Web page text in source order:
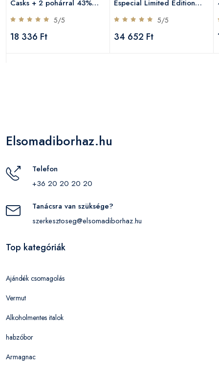
Casks + 2 pohárral 43%
0,7L
5/5
18 336 Ft
Especial Limited Edition
45% 1,0L
5/5
34 652 Ft
Elsomadiborhaz.hu
Telefon
+36 20 20 20 20
Tanácsra van szüksége?
szerkesztoseg@elsomadiborhaz.hu
Top kategóriák
Ajándék csomagolás
Vermut
Alkoholmentes italok
habzóbor
Armagnac